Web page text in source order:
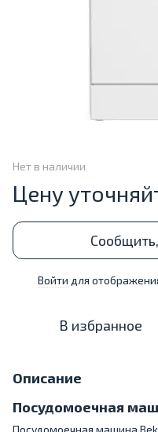
Нет в наличии
Цену
Войти для
В избранное
Описание
Посудомоечная